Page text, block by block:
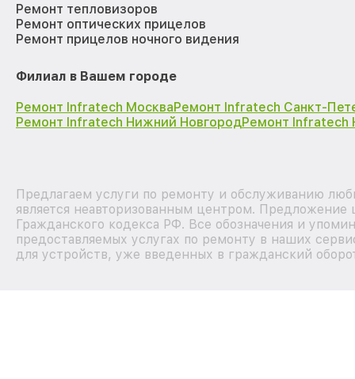
Ремонт тепловизоров
Ремонт оптических прицелов
Ремонт прицелов ночного видения
Филиал в Вашем городе
Ремонт Infratech МоскваРемонт Infratech Санкт-
Ремонт Infratech Нижний НовгородРемонт Infratech
Предлагаем услуги по ремонту и обслуживанию
является неавторизованным центром.
Гражданского кодекса РФ. Все обозначения и
предоставляемых услугах по ремонту в наших
для устройств, уже введенных в гражданский